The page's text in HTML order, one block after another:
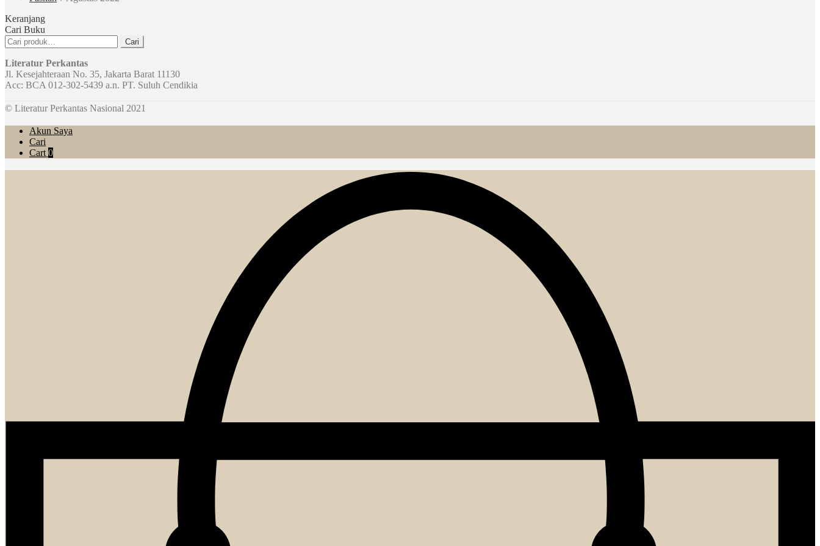
Keranjang
Cari Buku
Pencarian
untuk:
Cari
Literatur Perkantas
Jl. Kesejahteraan No. 35, Jakarta Barat 11130
Acc: BCA 012-302-5439 a.n. PT. Suluh Cendikia
© Literatur Perkantas Nasional 2021
Akun Saya
Cari
Cart 0